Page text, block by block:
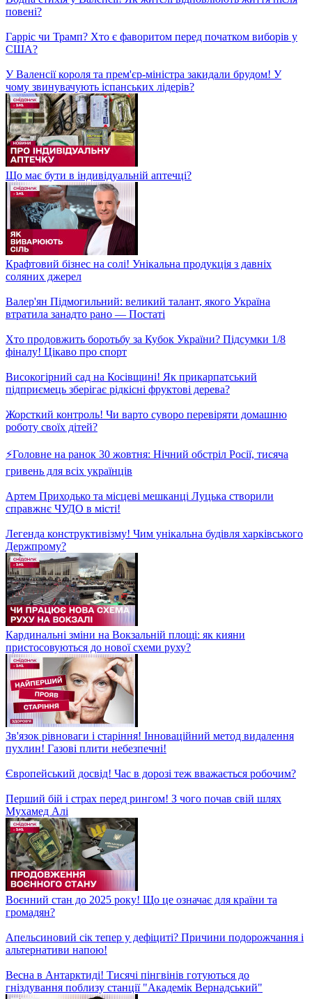
Чим славиться метрополітен у Києві та які таємниці приховує?
Підготовка авто до зими! Чи є ажіотаж на СТО та скільки
коштує "перевзути" авто?
Головне на ранок 6 листопада: Перші результати виборів у
США, Ракетна атака по Запоріжжю
перегонів Дональда Трампа та Камали Гарріс
Колективні хибні спогади! Загадковий Ефект Мандели
Замовити чоловіка, дружину або дитину? Реальна послуга, що
підкорює Японію!
Перемога фільму "Медовий місяць" на кінофестивалі
"Молодість"! Та неочікуване зізнання режисерки!
Київські мости в критичному стані: коли почнеться обіцяний
ремонт?
Чому чоловікам важливо перевіряти здоров'я? На що звертати
увагу і коли звертатись до лікаря?
Чи дійсно Гітлер мертвий? Таємниці загибелі Гітлера, що не
давали спокою світу!